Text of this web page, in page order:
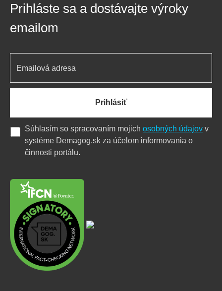
Prihláste sa a dostávajte výroky
emailom
Prihlásiť
Súhlasím so spracovaním mojich osobných údajov v
systéme Demagog.sk za účelom informovania o
činnosti portálu.